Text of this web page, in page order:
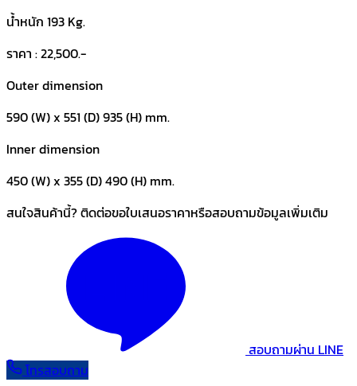
น้ำหนัก 193 Kg.
ราคา : 22,500.-
Outer dimension
590 (W) x 551 (D) 935 (H) mm.
Inner dimension
450 (W) x 355 (D) 490 (H) mm.
สนใจสินค้านี้? ติดต่อขอใบเสนอราคาหรือสอบถามข้อมูลเพิ่มเติม
สอบถามผ่าน LINE
โทรสอบถาม